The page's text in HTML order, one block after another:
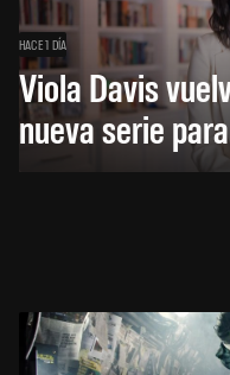
HACE 1 DÍA
Viola Davis
nueva serie